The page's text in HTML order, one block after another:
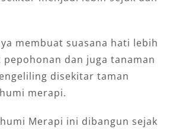
membuat suasana hati lebih
dan juga tanaman
disekitar taman
merapi.
Merapi ini dibangun sejak